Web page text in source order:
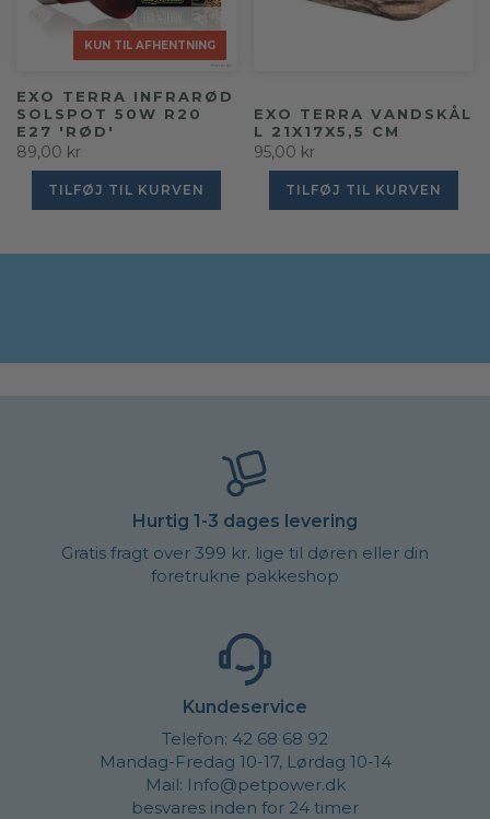
KUN TIL AFHENTNING
KUN TIL AFHENTNING
KUN TIL AFHENTNING
KUN TIL AFHENTNING
KUN TIL AFHENTNING
KUN TIL AFHENTNING
KUN TIL AFHENTNING
KUN TIL AFHENTNING
KUN TIL AFHENTNING
KUN TIL AFHENTNING
KUN TIL AFHENTNING
KUN TIL AFHENTNING
KUN TIL AFHENTNING
KUN TIL AFHENTNING
KUN TIL AFHENTNING
KUN TIL AFHENTNING
KUN TIL AFHENTNING
KUN TIL AFHENTNING
KUN TIL AFHENTNING
KUN TIL AFHENTNING
KUN TIL AFHENTNING
KUN TIL AFHENTNING
KUN TIL AFHENTNING
EXO TERRA INFRARØD
SOLSPOT 50W R20
E27 'RØD'
89,00 kr
TILFØJ TIL KURVEN
EXO TERRA VANDSKÅL
L 21X17X5,5 CM
95,00 kr
TILFØJ TIL KURVEN
Hurtig 1-3 dages levering
Gratis fragt over 399 kr. lige til døren eller din
foretrukne pakkeshop
Kundeservice
Telefon: 42 68 68 92
Mandag-Fredag 10-17, Lørdag 10-14
Mail: Info@petpower.dk
besvares inden for 24 timer